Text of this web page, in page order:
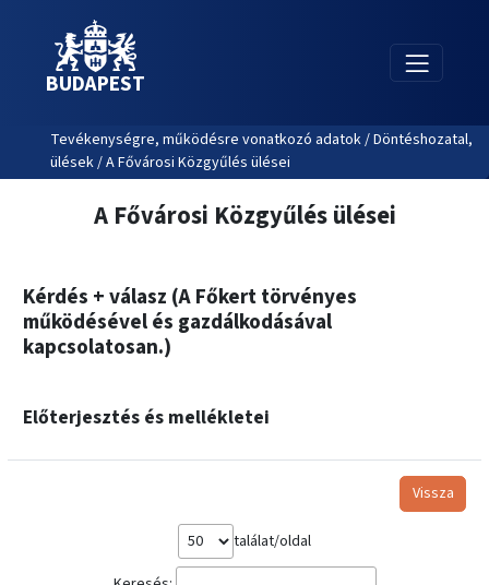
BUDAPEST
Tevékenységre, működésre vonatkozó adatok / Döntéshozatal,
ülések / A Fővárosi Közgyűlés ülései
A Fővárosi Közgyűlés ülései
Kérdés + válasz (A Főkert törvényes
működésével és gazdálkodásával
kapcsolatosan.)
Előterjesztés és mellékletei
Vissza
találat/oldal